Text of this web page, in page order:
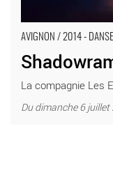
AVIGNON / 2014 -
La compagnie Les
Du dimanche 6